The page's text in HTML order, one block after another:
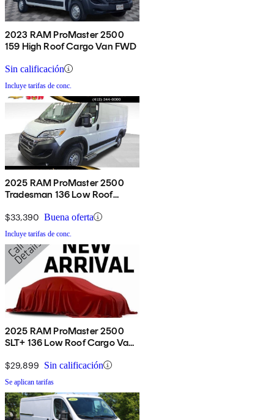
2023 RAM ProMaster 2500
159 High Roof Cargo Van FWD
Sin calificación
Incluye tarifas de conc.
2025 RAM ProMaster 2500
Tradesman 136 Low Roof
$33,390 Buena oferta
Incluye tarifas de conc.
2025 RAM ProMaster 2500
SLT+ 136 Low Roof Cargo Van
$29,899 Sin calificación
Se aplican tarifas